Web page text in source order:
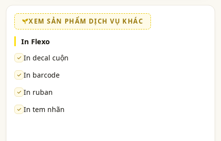
XEM SẢN PHẨM DỊCH VỤ KHÁC
In Flexo
In decal cuộn
In barcode
In ruban
In tem nhãn